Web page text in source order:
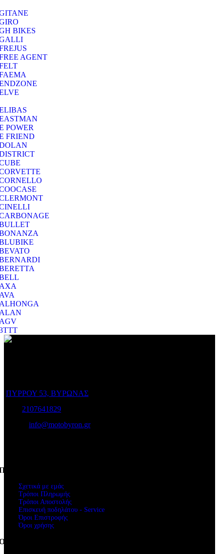
BIKES
AGENT
POWER
FRIEND
ΠΥΡΡΟΥ 53, ΒΥΡΩΝΑΣ
2107641829
info@motobyron.gr
Σχετικά με εμάς
Τρόποι Πληρωμής
Τρόποι Αποστολής
Επισκευή ποδηλάτου - Service
Όροι Επιστροφής
Όροι χρήσης
Λογαριασμός μου